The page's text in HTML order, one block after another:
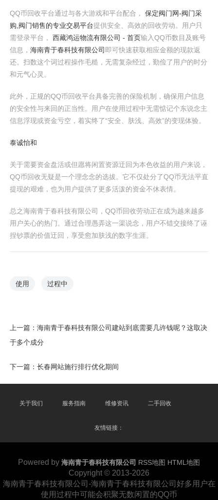
QQ币回收平台通过与各大游戏和平台配合， 保定阀门网-阀门采
购,阀门销售的专业交易平台提供安全、高效的回收劳动。用户只
需登录平台， 西藏鸿运物流有限公司 - 首页输入QQ币数目及账号
信息， 海南青于春科技有限公司 即可快速获取相应金额的现款返
还。扫数这个词过程操作毛糙，无需复杂经过，勤俭了用户的时分
和元气心灵。
此外，正规的QQ币回收平台具备完善的保险机制，确保用户信息
的安全性与来回的正当性。用户在使用过程中无需惦记个东说念主
信息浮现或资金亏空，着实终了“安全、肤浅、高效”的变现体验。
泰诚怡和
关于需要资金盘活或但愿将闲置资源迂回为本色收益的用户来说，
QQ币回收无疑是一个理念念的选拔。它不仅处分了QQ币无法平直
提现的艰难，也为用户提供了更多活泼的资金不休表情。
总之海南青于春科技有限公司，QQ币回收劳动正在成为越来越多
用户关心的热门。通过合理愚弄这一渠说念，用户不错交接终了诬
捏钞票的价值迂回，享受愈加肤浅的数字生涯。
使用 过程中
上一篇： 海南青于春科技有限公司建站到底需要几许钱呢？这取决
于多个成分
下一篇： 长春网站施行排行优化期间
关于我们 服务指南 维修资讯 二手回收
友情链接：
Powered by 海南青于春科技有限公司 RSS地图 HTML地图
Copyright © 2013-2026
海南青于春科技有限公司-海南青于春科技有限公司好多用户在
使用过程中可能会积聚无数闲置的QQ币